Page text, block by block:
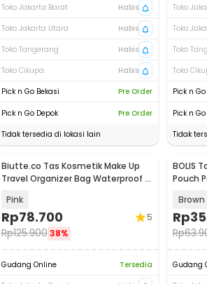
Toko Jakarta Barat
Habis
Toko Jakarta Utara
Habis
Toko Tangerang
Habis
Toko Cikupa
Habis
Pick n Go Bekasi
Pre Order
Pick n Go Depok
Pre Order
Tidak tersedia di lokasi lain
Toko
Toko
Toko
Toko
Pick n
Pick n
Tidak
Biutte.co Tas Kosmetik Make Up
Travel Organizer Bag Waterproof -
Pink
Rp78.700
Rp125.900 38%
5
Gudang Online
Tersedia
BOLIS
Pouch
Brown
Rp
Rp
Gudang